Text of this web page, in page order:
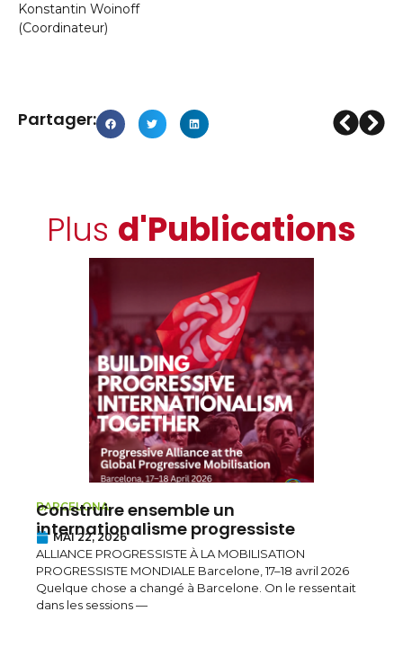
Konstantin Woinoff
(Coordinateur)
Partager:
Plus d'Publications
MOBILISATION
17–18 avril 2026
On le ressentait
KURDISTAN REGION OF IRAQ
L’Iran ne peut pas
pendant que des
le Kurdistan irakien
MAI 4, 2026
Déclaration de l’Alliance
continues dans la Région du